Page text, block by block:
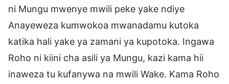
ni Mungu mwenye mwili peke yake ndiye
Anayeweza kumwokoa mwanadamu kutoka
katika hali yake ya zamani ya kupotoka. Ingawa
Roho ni kiini cha asili ya Mungu, kazi kama hii
inaweza tu kufanywa na mwili Wake. Kama Roho